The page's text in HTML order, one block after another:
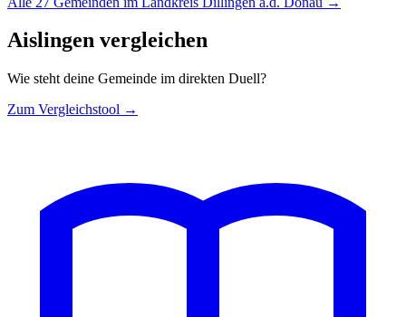
Aislingen vergleichen
Wie steht deine Gemeinde im direkten Duell?
Zum Vergleichstool →